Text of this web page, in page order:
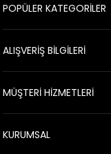
POPÜLER KATEGORİLER
ALIŞVERİŞ BİLGİLERİ
MÜŞTERİ HİZMETLERİ
KURUMSAL